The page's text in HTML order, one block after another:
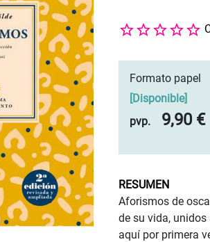
Formato papel
[Disponible]
pvp.
9,90 €
RESUMEN
Aforismos de
de su vida,
aquí por primera